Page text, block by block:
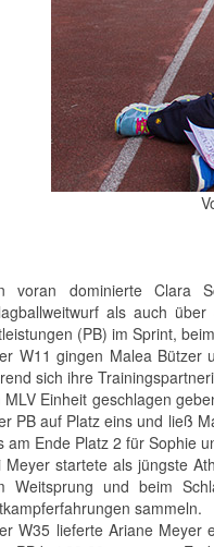
voran dominierte Clara
als auch
(PB) im Sprint,
W11 gingen Malea Bützer
sich ihre
MLV Einheit geschlagen
PB auf Platz eins und ließ
am Ende Platz 2 für Sophie
Meyer startete als jüngste
Weitsprung und beim
sammeln.
W35 lieferte Ariane Meyer